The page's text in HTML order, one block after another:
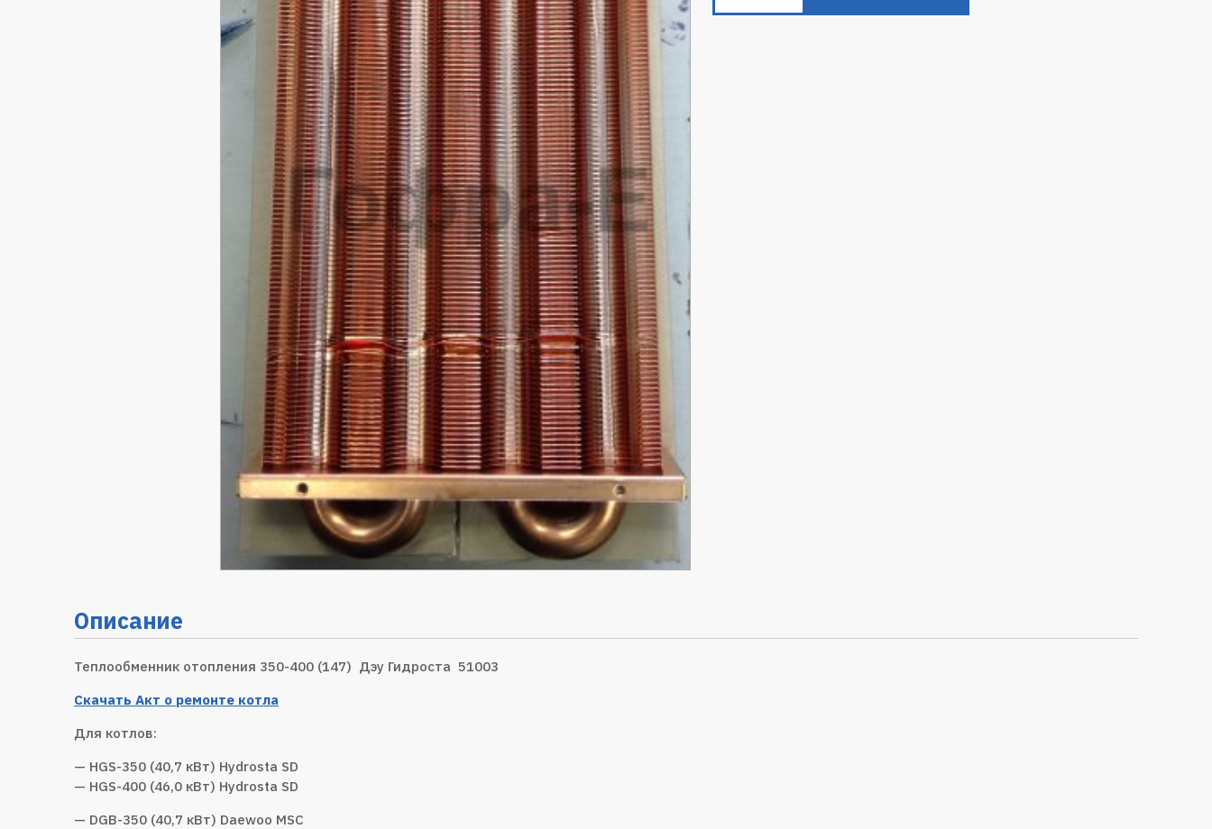
Описание
Теплообменник отопления 350-400 (147) Дэу Гидроста 51003
Скачать Акт о ремонте котла
Для котлов:
— HGS-350 (40,7 кВт) Hydrosta SD
— HGS-400 (46,0 кВт) Hydrosta SD
— DGB-350 (40,7 кВт) Daewoo MSC